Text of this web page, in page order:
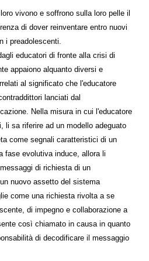
vivono e soffrono sulla loro pelle il
di dover reinventare entro nuovi
i preadolescenti.
educatori di fronte alla crisi di
appaiono alquanto diversi e
al significato che l'educatore
lanciati dal
Nella misura in cui l'educatore
li sa riferire ad un modello adeguato
come segnali caratteristici di un
fase evolutiva induce, allora li
di richiesta di un
nuovo assetto del sistema
come una richiesta rivolta a se
di impegno e collaborazione a
così chiamato in causa in quanto
di decodificare il messaggio